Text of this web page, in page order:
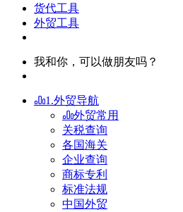
货代工具
外贸工具
我和你，可以做朋友吗？
1.外贸导航
外贸常用
关税查询
各国海关
企业查询
商标专利
标准法规
中国外贸